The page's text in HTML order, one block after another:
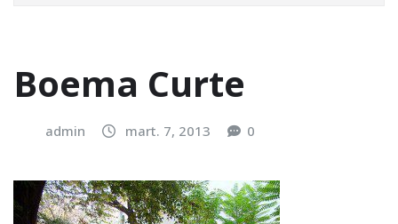
Boema Curte
admin mart. 7, 2013 0